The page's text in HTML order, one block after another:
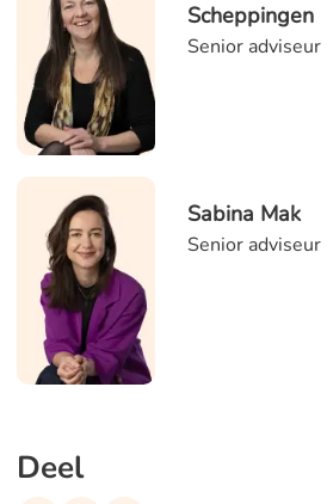
Scheppingen
Senior adviseur
Sabina Mak
Senior adviseur
Deel